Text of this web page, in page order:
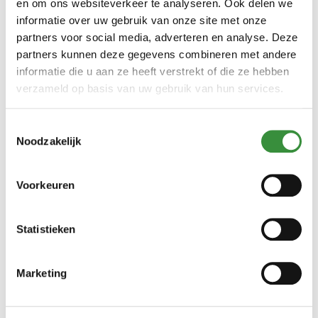
en om ons websiteverkeer te analyseren. Ook delen we
informatie over uw gebruik van onze site met onze
partners voor social media, adverteren en analyse. Deze
partners kunnen deze gegevens combineren met andere
informatie die u aan ze heeft verstrekt of die ze hebben
verzameld op basis van uw gebruik van hun services.
Noodzakelijk
Voorkeuren
Statistieken
Marketing
1000 gr
Bestellen